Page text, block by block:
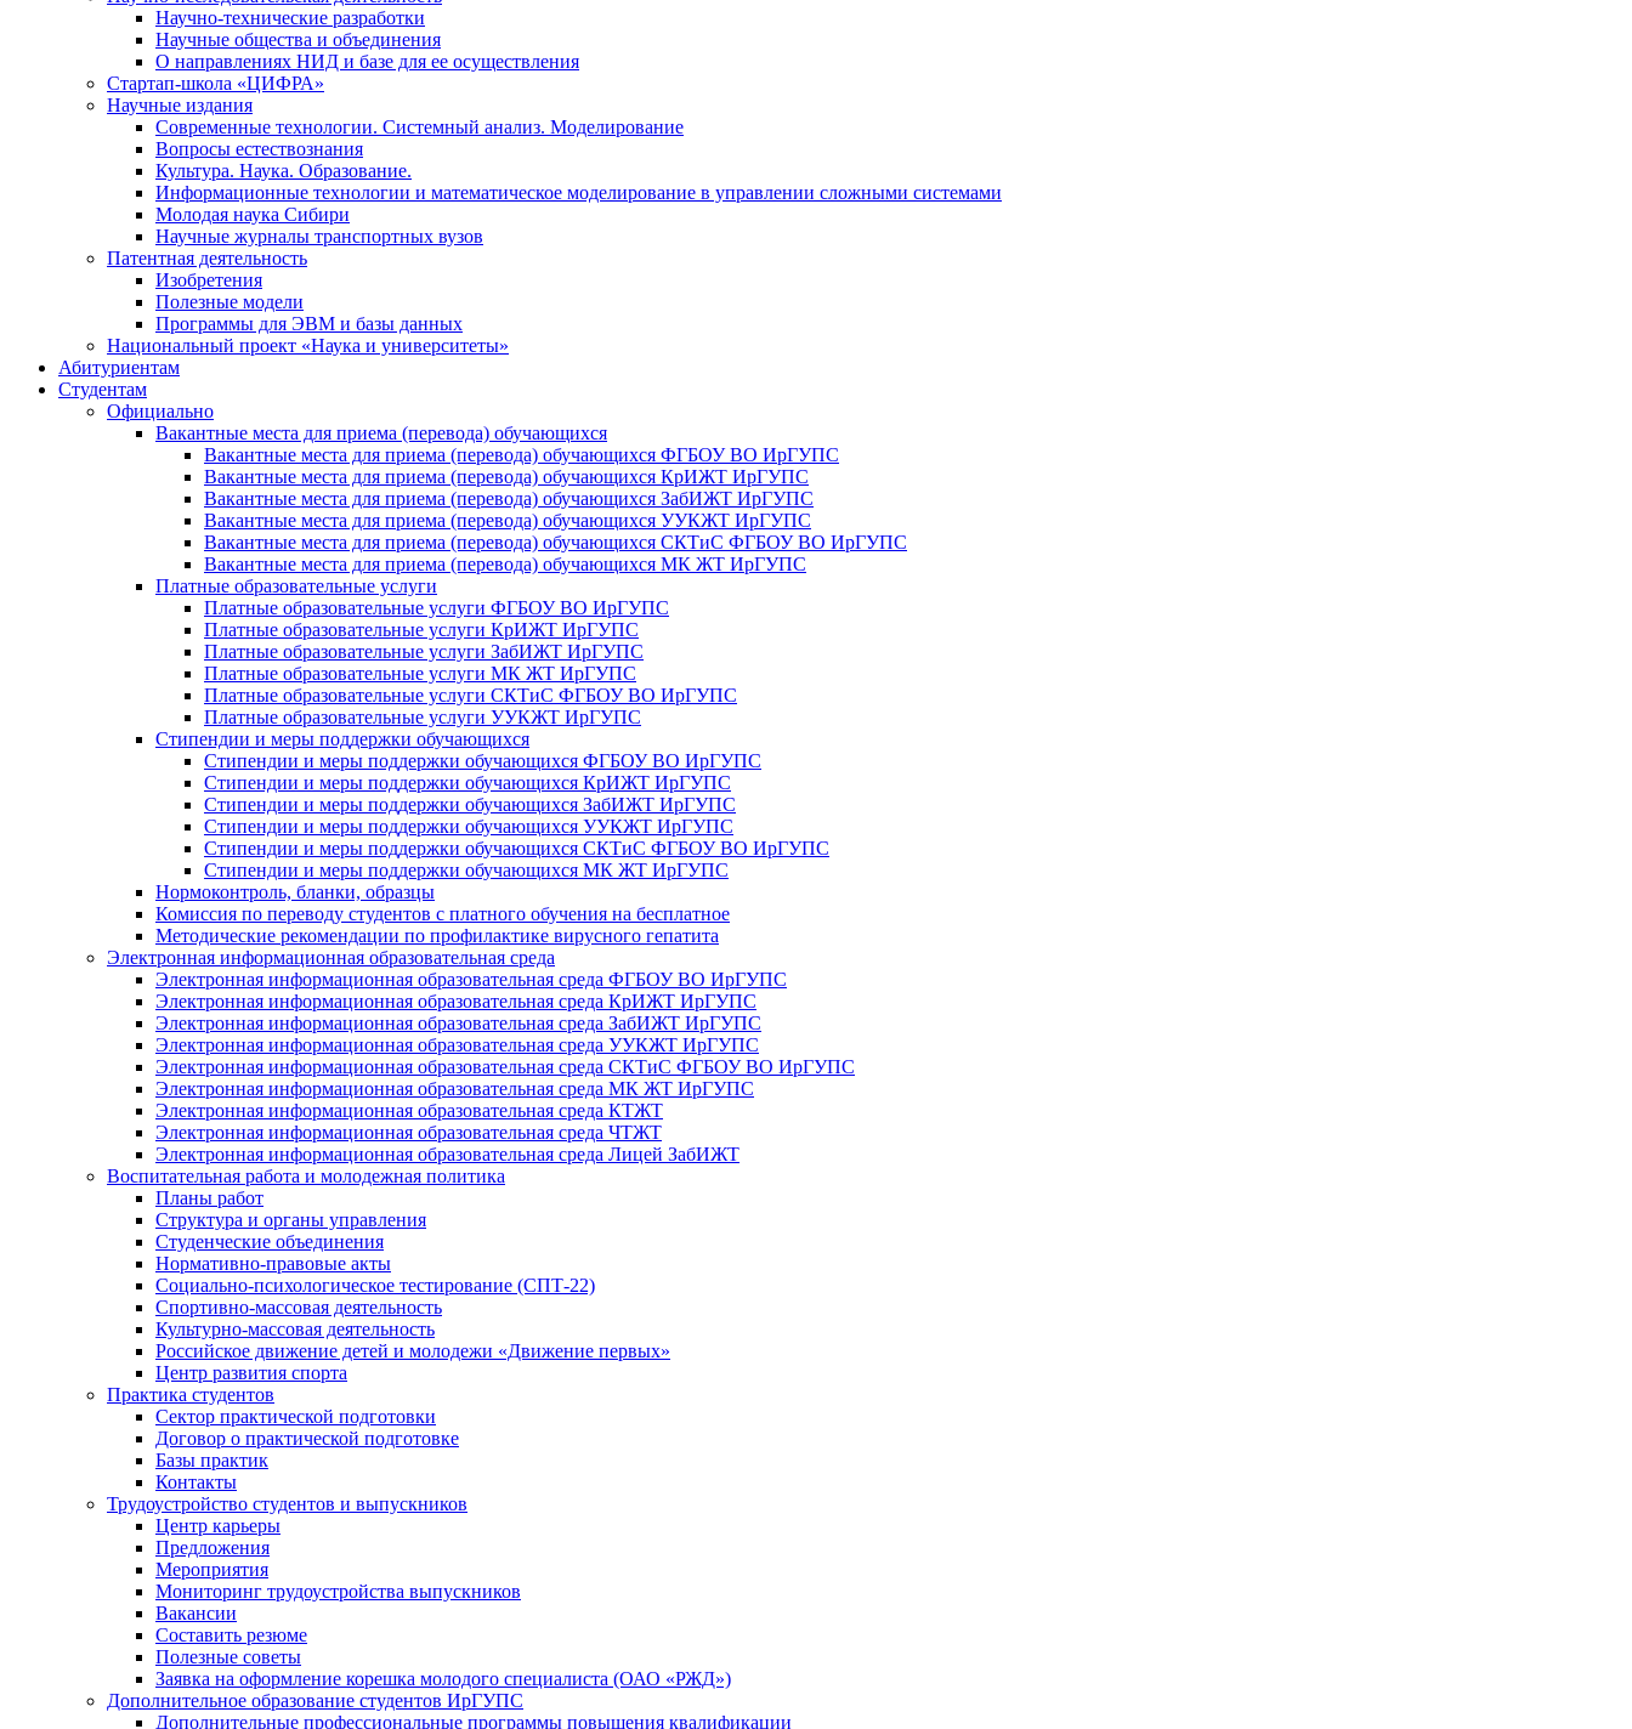
Научно-технические разработки
Научные общества и объединения
О направлениях НИД и базе для ее осуществления
Стартап-школа «ЦИФРА»
Научные издания
Современные технологии. Системный анализ. Моделирование
Вопросы естествознания
Культура. Наука. Образование.
Информационные технологии и математическое моделирование в управлении сложными системами
Молодая наука Сибири
Научные журналы транспортных вузов
Патентная деятельность
Изобретения
Полезные модели
Программы для ЭВМ и базы данных
Национальный проект «Наука и университеты»
Абитуриентам
Студентам
Официально
Вакантные места для приема (перевода) обучающихся
Вакантные места для приема (перевода) обучающихся ФГБОУ ВО ИрГУПС
Вакантные места для приема (перевода) обучающихся КрИЖТ ИрГУПС
Вакантные места для приема (перевода) обучающихся ЗабИЖТ ИрГУПС
Вакантные места для приема (перевода) обучающихся УУКЖТ ИрГУПС
Вакантные места для приема (перевода) обучающихся СКТиС ФГБОУ ВО ИрГУПС
Вакантные места для приема (перевода) обучающихся МК ЖТ ИрГУПС
Платные образовательные услуги
Платные образовательные услуги ФГБОУ ВО ИрГУПС
Платные образовательные услуги КрИЖТ ИрГУПС
Платные образовательные услуги ЗабИЖТ ИрГУПС
Платные образовательные услуги МК ЖТ ИрГУПС
Платные образовательные услуги СКТиС ФГБОУ ВО ИрГУПС
Платные образовательные услуги УУКЖТ ИрГУПС
Стипендии и меры поддержки обучающихся
Стипендии и меры поддержки обучающихся ФГБОУ ВО ИрГУПС
Стипендии и меры поддержки обучающихся КрИЖТ ИрГУПС
Стипендии и меры поддержки обучающихся ЗабИЖТ ИрГУПС
Стипендии и меры поддержки обучающихся УУКЖТ ИрГУПС
Стипендии и меры поддержки обучающихся СКТиС ФГБОУ ВО ИрГУПС
Стипендии и меры поддержки обучающихся МК ЖТ ИрГУПС
Нормоконтроль, бланки, образцы
Комиссия по переводу студентов с платного обучения на бесплатное
Методические рекомендации по профилактике вирусного гепатита
Электронная информационная образовательная среда
Электронная информационная образовательная среда ФГБОУ ВО ИрГУПС
Электронная информационная образовательная среда КрИЖТ ИрГУПС
Электронная информационная образовательная среда ЗабИЖТ ИрГУПС
Электронная информационная образовательная среда УУКЖТ ИрГУПС
Электронная информационная образовательная среда СКТиС ФГБОУ ВО ИрГУПС
Электронная информационная образовательная среда МК ЖТ ИрГУПС
Электронная информационная образовательная среда КТЖТ
Электронная информационная образовательная среда ЧТЖТ
Электронная информационная образовательная среда Лицей ЗабИЖТ
Воспитательная работа и молодежная политика
Планы работ
Структура и органы управления
Студенческие объединения
Нормативно-правовые акты
Социально-психологическое тестирование (СПТ-22)
Спортивно-массовая деятельность
Культурно-массовая деятельность
Российское движение детей и молодежи «Движение первых»
Центр развития спорта
Практика студентов
Сектор практической подготовки
Договор о практической подготовке
Базы практик
Контакты
Трудоустройство студентов и выпускников
Центр карьеры
Предложения
Мероприятия
Мониторинг трудоустройства выпускников
Вакансии
Составить резюме
Полезные советы
Заявка на оформление корешка молодого специалиста (ОАО «РЖД»)
Дополнительное образование студентов ИрГУПС
Дополнительные профессиональные программы повышения квалификации